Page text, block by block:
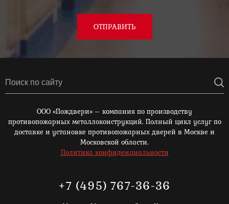
ОТПРАВИТЬ
ООО «Пождвери» – компания по производству
противопожарных металлоконструкций. Полный цикл услуг по
доставке и установке противопожарных дверей в Москве и
Московской области.
Политика конфиденциальности
+7 (495) 767-36-36